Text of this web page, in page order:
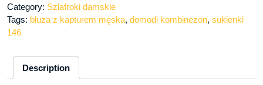
Category: Szlafroki damskie
Tags: bluza z kapturem męska, domodi kombinezon, sukienki
146
Description